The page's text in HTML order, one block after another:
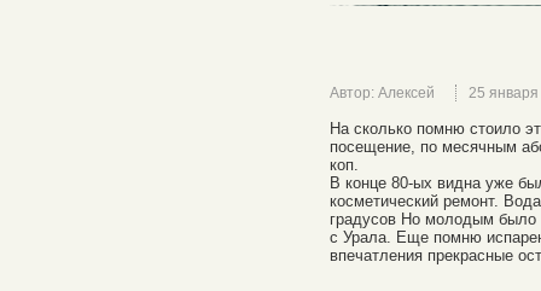
Автор: Алексей 25
На сколько помню стоило
посещение, по месячным
коп.
В конце 80-ых видна уже
косметический ремонт.
градусов Но молодым было
с Урала. Еще помню
впечатления прекрасные